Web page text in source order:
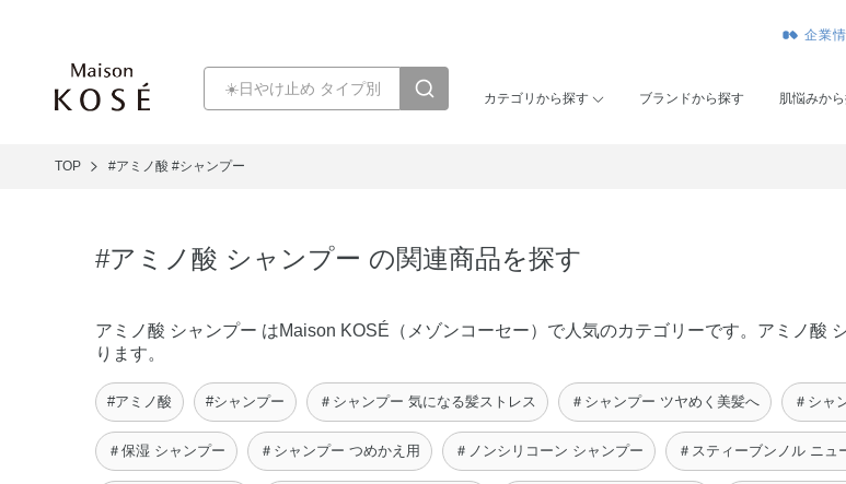
企業
カテゴリから探す ブランドから探す 肌悩みか
TOP #アミノ酸 #シャンプー
#アミノ酸 シャンプー の関連商品を探す
アミノ酸 シャンプー はMaison KOSÉ（メゾンコーセー）で人気のカテゴリーです。アミノ酸
ります。
#アミノ酸 #シャンプー ＃シャンプー 気になる髪ストレス ＃シャンプー ツヤめく美髪へ ＃シャ
＃保湿 シャンプー ＃シャンプー つめかえ用 ＃ノンシリコーン シャンプー ＃スティーブンノル ニュ